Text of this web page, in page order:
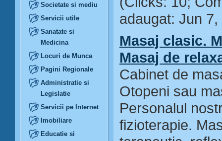
Societate si mediu
Servicii utile
Sanatate si
Medicina
Locuri de Munca
Pagini Regionale
Administratie si
Legislatie
Servicii pe Internet
Imobiliare
Educatie si
adaugat: Jun
Masaj clasic.
Masaj de
Cabinet de
Otopeni sau
Personalul
fizioterapie.